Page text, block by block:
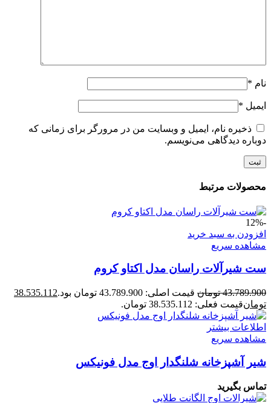
نام *
ایمیل *
ذخیره نام، ایمیل و وبسایت من در مرورگر برای زمانی که
دوباره دیدگاهی می‌نویسم.
محصولات مرتبط
-12%
افزودن به سبد خرید
مشاهده سریع
ست شیرآلات راسان مدل اکتاو کروم
43.789.900 تومان قیمت اصلی: 43.789.900 تومان بود.
38.535.112
تومانقیمت فعلی: 38.535.112 تومان.
اطلاعات بیشتر
مشاهده سریع
شیر آشپزخانه شلنگدار اوج مدل فونیکس
تماس بگیرید